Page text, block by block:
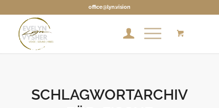
office@lyn.vision
SCHLAGWORTARCHIV